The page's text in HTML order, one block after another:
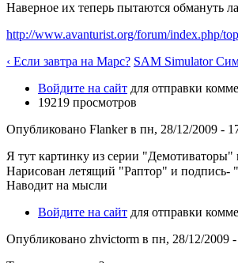
Наверное их теперь пытаются обмануть
http://www.avanturist.org/forum/index.php/
‹ Если завтра на Марс? SAM Simulator
Войдите на сайт для отправки
19219 просмотров
Опубликовано Flanker в пн, 28/12/2009 -
Я тут картинку из серии "Демотиваторы"
Нарисован летящий "Раптор" и подпись-
Наводит на мысли
Войдите на сайт для отправки
Опубликовано zhvictorm в пн, 28/12/2009 -